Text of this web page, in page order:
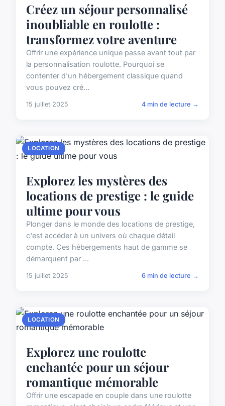
Créez un séjour personnalisé
inoubliable en roulotte :
transformez votre aventure
Offrir une expérience unique passe avant tout par
la personnalisation roulotte. Pourquoi se
contenter d'un hébergement classique quand
vous pouvez cré...
15 juillet 2025 4 min de lecture →
LOCATION
Explorez les mystères des
locations de prestige : le guide
ultime pour vous
Plonger dans le monde des locations de prestige,
c'est accéder à un univers où chaque détail
compte. Ces hébergements haut de gamme se
démarquent par ...
15 juillet 2025 6 min de lecture →
LOCATION
Explorez une roulotte
enchantée pour un séjour
romantique mémorable
Offrir une escapade en couple dans une roulotte